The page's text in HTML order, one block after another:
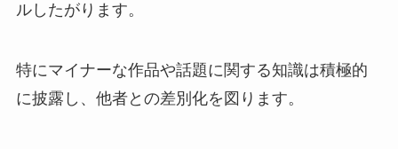
ルしたがります。
特にマイナーな作品や話題に関する知識は積極的
に披露し、他者との差別化を図ります。